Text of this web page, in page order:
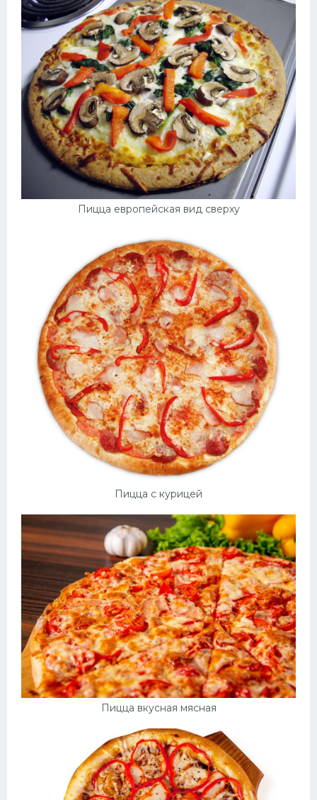
Пицца европейская вид сверху
Пицца с курицей
Пицца вкусная мясная